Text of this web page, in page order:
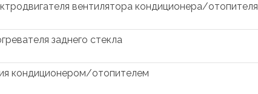
вентилятора кондиционера/отопителя
заднего стекла
кондиционером/отопителем